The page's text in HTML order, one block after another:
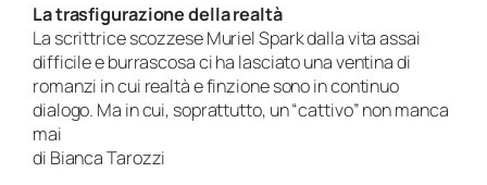
La trasfigurazione della realtà
La scrittrice scozzese Muriel Spark dalla vita assai
difficile e burrascosa ci ha lasciato una ventina di
romanzi in cui realtà e finzione sono in continuo
dialogo. Ma in cui, soprattutto, un “cattivo” non manca
mai
di Bianca Tarozzi